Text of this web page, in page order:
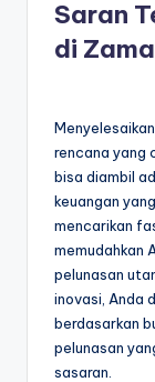
Saran
di
rencana yang
bisa diambil
keuangan
mencarikan
memudahkan
pelunasan
inovasi, Anda
berdasarkan
pelunasan
sasaran.